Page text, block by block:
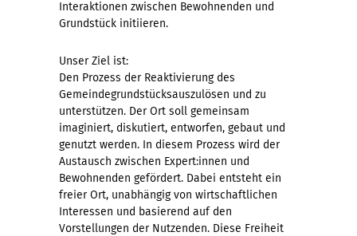
Interaktionen zwischen Bewohnenden und
Grundstück initiieren.
Unser Ziel ist:
Den Prozess der Reaktivierung des
Gemeindegrundstücksauszulösen und zu
unterstützen. Der Ort soll gemeinsam
imaginiert, diskutiert, entworfen, gebaut und
genutzt werden. In diesem Prozess wird der
Austausch zwischen Expert:innen und
Bewohnenden gefördert. Dabei entsteht ein
freier Ort, unabhängig von wirtschaftlichen
Interessen und basierend auf den
Vorstellungen der Nutzenden. Diese Freiheit